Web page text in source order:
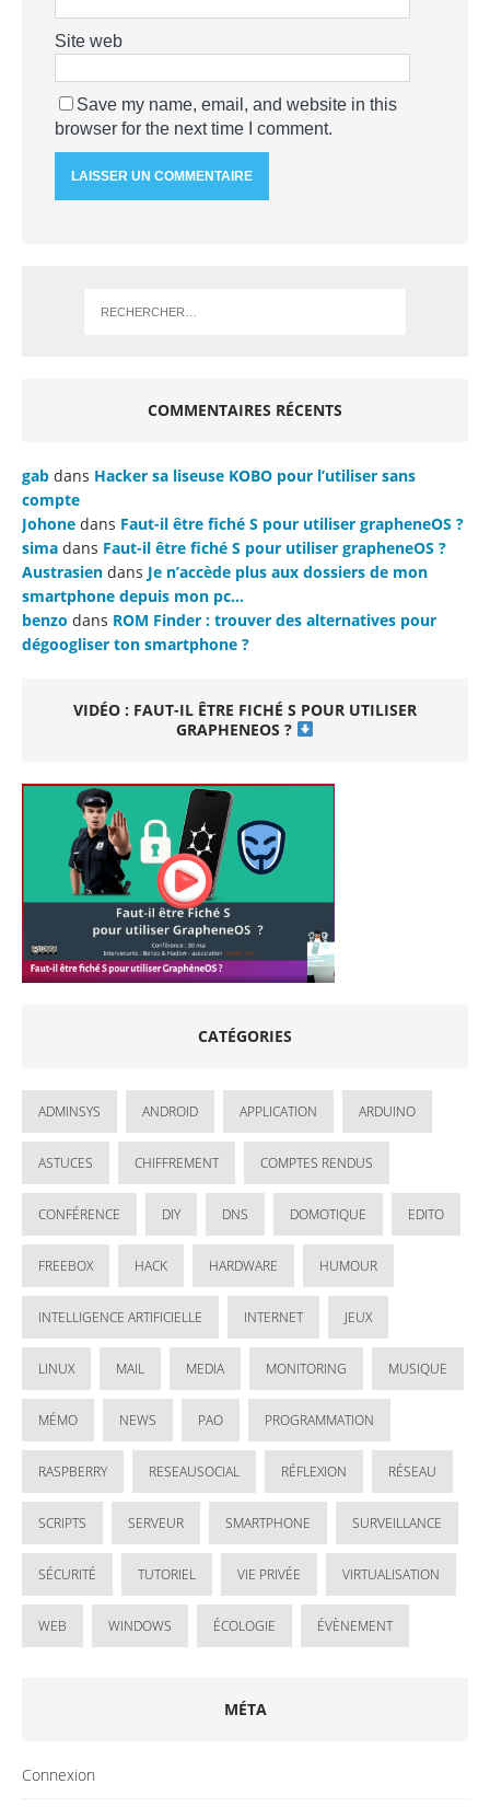
Site web
Save my name, email, and website in this
browser for the next time I comment.
COMMENTAIRES RÉCENTS
gab dans Hacker sa liseuse KOBO pour l’utiliser sans
compte
Johone dans Faut-il être fiché S pour utiliser grapheneOS ?
sima dans Faut-il être fiché S pour utiliser grapheneOS ?
Austrasien dans Je n’accède plus aux dossiers de mon
smartphone depuis mon pc…
benzo dans ROM Finder : trouver des alternatives pour
dégoogliser ton smartphone ?
VIDÉO : FAUT-IL ÊTRE FICHÉ S POUR UTILISER
GRAPHENEOS ?
CATÉGORIES
ADMINSYS ANDROID APPLICATION ARDUINO
ASTUCES CHIFFREMENT COMPTES RENDUS
CONFÉRENCE DIY DNS DOMOTIQUE EDITO
FREEBOX HACK HARDWARE HUMOUR
INTELLIGENCE ARTIFICIELLE INTERNET JEUX
LINUX MAIL MEDIA MONITORING MUSIQUE
MÉMO NEWS PAO PROGRAMMATION
RASPBERRY RESEAUSOCIAL RÉFLEXION RÉSEAU
SCRIPTS SERVEUR SMARTPHONE SURVEILLANCE
SÉCURITÉ TUTORIEL VIE PRIVÉE VIRTUALISATION
WEB WINDOWS ÉCOLOGIE ÉVÈNEMENT
MÉTA
Connexion